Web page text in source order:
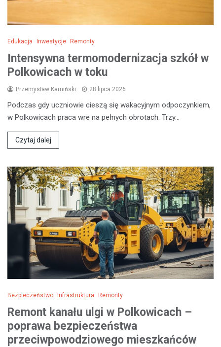
Edukacja Inwestycje Remonty
Intensywna termomodernizacja szkół w
Polkowicach w toku
Przemysław Kamiński 28 lipca 2026
Podczas gdy uczniowie cieszą się wakacyjnym odpoczynkiem,
w Polkowicach praca wre na pełnych obrotach. Trzy…
Czytaj dalej
Bezpieczeństwo Infrastruktura Remonty
Remont kanału ulgi w Polkowicach –
poprawa bezpieczeństwa
przeciwpowodziowego mieszkańców